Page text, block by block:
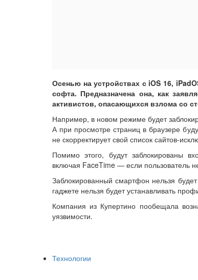
Осенью на устройствах с iOS 16,
софта. Предназначена она, как
активистов, опасающихся взлома со
Например, в новом режиме будет
А при просмотре страниц в браузере
не скорректирует свой список сайтов-
Помимо этого, будут заблокированы
включая FaceTime — если пользователь
Заблокированный смартфон нельзя
гаджете нельзя будет устанавливать
Компания из Купертино пообещала
уязвимости.
Технологии